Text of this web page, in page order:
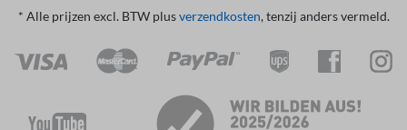
* Alle prijzen excl. BTW plusverzendkosten, tenzij anders vermeld.